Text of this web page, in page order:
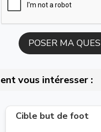
vous intéresser :
Cible but de foot